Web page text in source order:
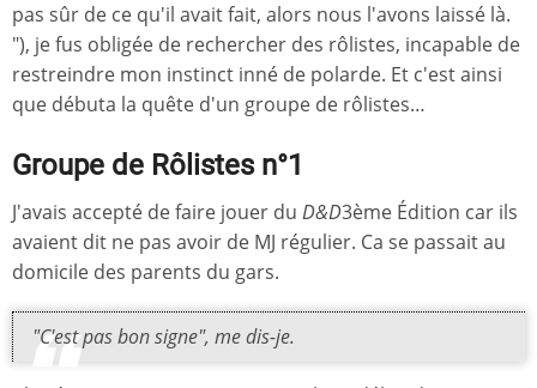
pas sûr de ce qu'il avait fait, alors nous l'avons laissé là.
"), je fus obligée de rechercher des rôlistes, incapable de
restreindre mon instinct inné de polarde. Et c'est ainsi
que débuta la quête d'un groupe de rôlistes…
Groupe de Rôlistes n°1
J'avais accepté de faire jouer du D&D3ème Édition car ils
avaient dit ne pas avoir de MJ régulier. Ca se passait au
domicile des parents du gars.
"C'est pas bon signe", me dis-je.